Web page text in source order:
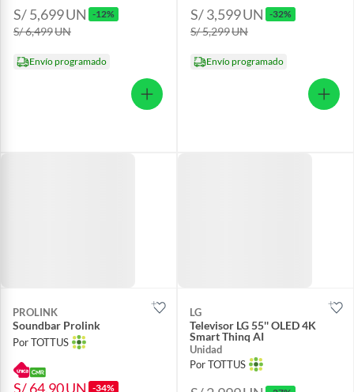
S/ 5,699UN -12%
S/ 6,499UN
Envío programado
S/ 3,599UN -32%
S/ 5,299UN
Envío programado
PROLINK
Soundbar Prolink
Por TOTTUS
S/ 64.90UN -34%
LG
Televisor LG 55'' OLED 4K
Smart Thinq AI
Unidad
Por TOTTUS